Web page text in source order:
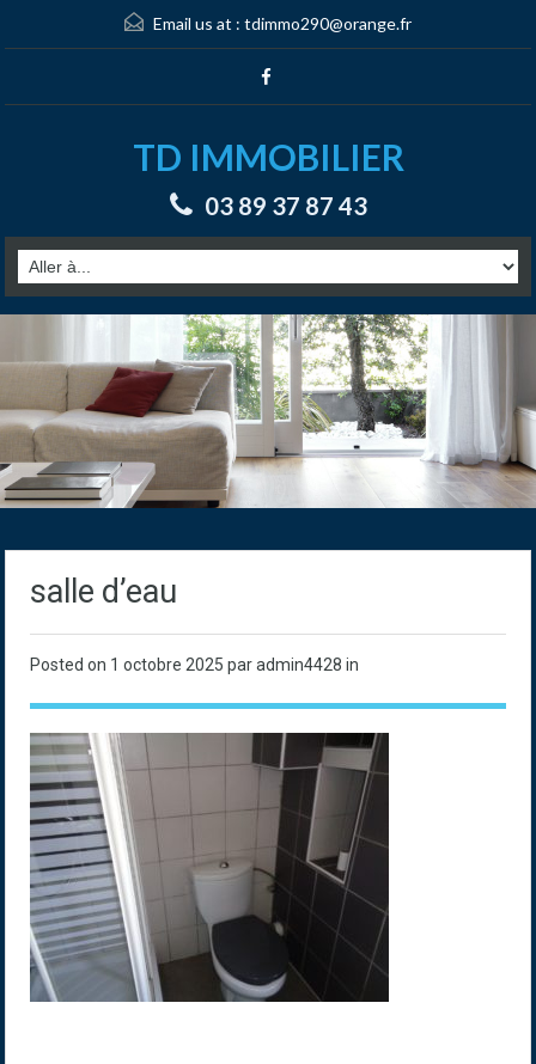
Email us at : tdimmo290@orange.fr
TD IMMOBILIER
03 89 37 87 43
salle d’eau
Posted on 1 octobre 2025 par admin4428 in